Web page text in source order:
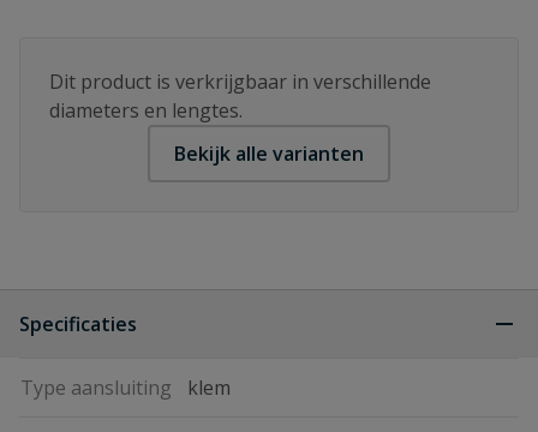
Dit product is verkrijgbaar in verschillende
diameters en lengtes.
Bekijk alle varianten
Specificaties
Type aansluiting klem